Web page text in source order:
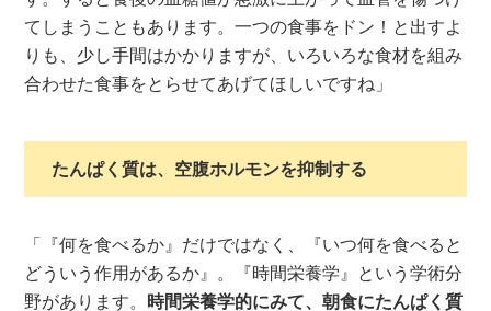
てしまうこともあります。一つの食事をドン！と出すよ
りも、少し手間はかかりますが、いろいろな食材を組み
合わせた食事をとらせてあげてほしいですね」
たんぱく質は、空腹ホルモンを抑制する
「『何を食べるか』だけではなく、『いつ何を食べると
どういう作用があるか』。『時間栄養学』という学術分
野があります。 時間栄養学的にみて、朝食にたんぱく質